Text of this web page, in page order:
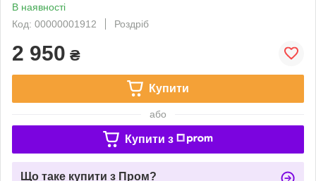
В наявності
Код: 00000001912
Роздріб
2 950 ₴
Купити
або
Купити з
Що таке купити з Пром?